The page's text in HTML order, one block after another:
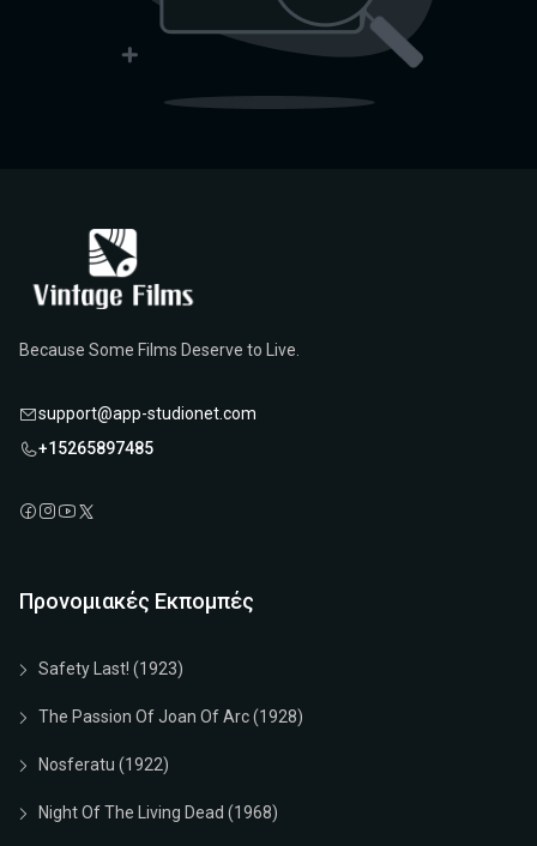
Because Some Films Deserve to Live.
support@app-studionet.com
+15265897485
Προνομιακές Εκπομπές
Safety Last! (1923)
The Passion Of Joan Of Arc (1928)
Nosferatu (1922)
Night Of The Living Dead (1968)